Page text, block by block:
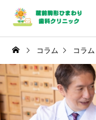
コラム コラム